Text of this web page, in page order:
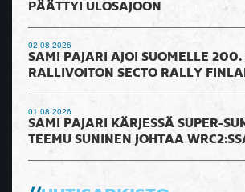
PÄÄTTYI ULOSAJOON
02.08.2026
SAMI PAJARI AJOI SUOMELLE
RALLIVOITON SECTO RALLY
01.08.2026
SAMI PAJARI KÄRJESSÄ SUPER-
TEEMU SUNINEN JOHTAA